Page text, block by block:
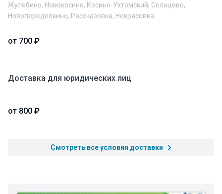
Жулебино, Новокосино, Косино-Ухтомский, Солнцево,
Новопеределкино, Рассказовка, Некрасовка
от 700 ₽
Доставка для юридических лиц
от 800 ₽
Смотреть все условия доставки